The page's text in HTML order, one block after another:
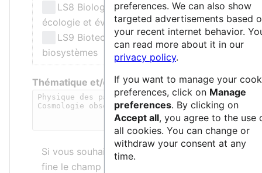
LS8 Biologie environnementale,
écologie et évolution
LS9 Biotechnologie et ingénierie des
biosystèmes
Thématique et/ou mots-clés
Si vous souhaitez décrire de manière plus
fine le champ d’application de la structure,
preferences. We can also show
targeted advertisements based
your recent internet behavior.
can read more about it in our
privacy policy.
If you want to manage your
preferences, click on Manage
preferences. By clicking on
Accept all, you agree to the use
all cookies. You can change or
withdraw your consent at any
time.